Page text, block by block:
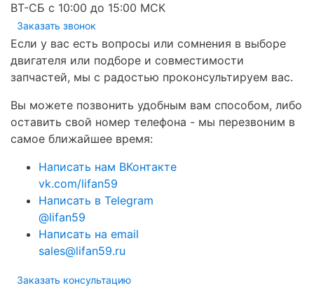
ВТ-СБ с 10:00 до 15:00 МСК
Заказать звонок
Если у вас есть вопросы или сомнения в выборе
двигателя или подборе и совместимости
запчастей, мы с радостью проконсультируем вас.
Вы можете позвонить удобным вам способом, либо
оставить свой номер телефона - мы перезвоним в
самое ближайшее время:
Написать нам ВКонтакте
vk.com/lifan59
Написать в Telegram
@lifan59
Написать на email
sales@lifan59.ru
Заказать консультацию